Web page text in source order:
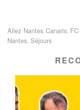
Allez Nantes Canaris
Nantes Séjours